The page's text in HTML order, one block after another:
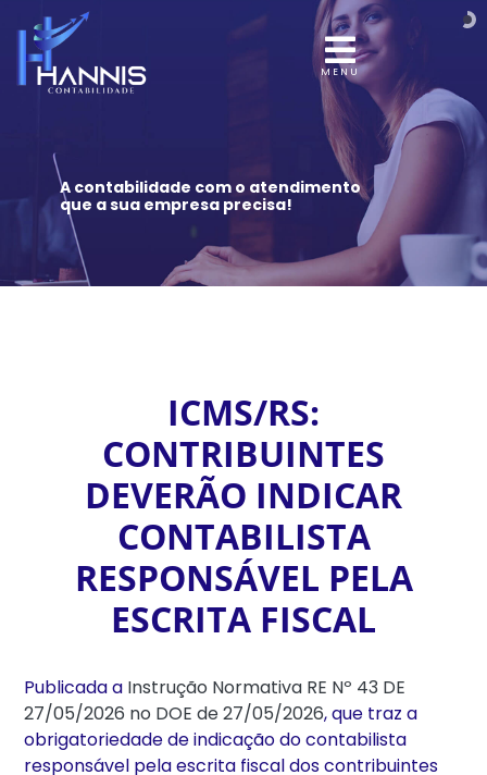
MENU
A contabilidade com o atendimento
que a sua empresa precisa!
ICMS/RS:
CONTRIBUINTES
DEVERÃO INDICAR
CONTABILISTA
RESPONSÁVEL PELA
ESCRITA FISCAL
Publicada a Instrução Normativa RE Nº 43 DE
27/05/2026 no DOE de 27/05/2026, que traz a
obrigatoriedade de indicação do contabilista
responsável pela escrita fiscal dos contribuintes